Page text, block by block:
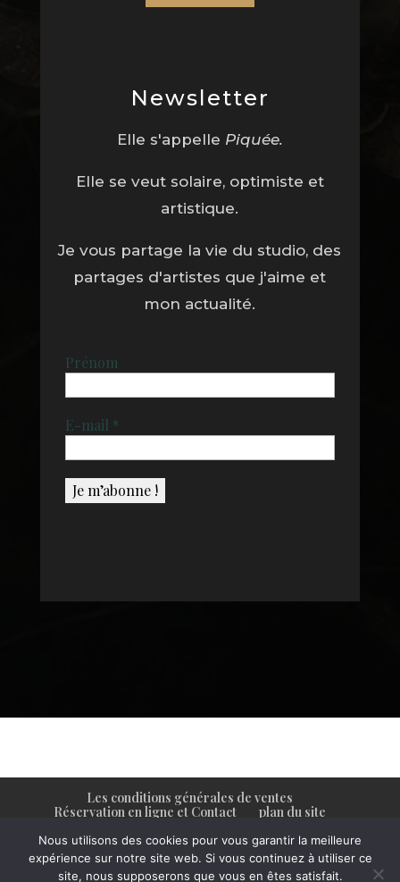
Newsletter
Elle s'appelle Piquée.
Elle se veut solaire, optimiste et
artistique.
Je vous partage la vie du studio, des
partages d'artistes que j'aime et
mon actualité.
Prénom
E-mail *
Les conditions générales de ventes
Réservation en ligne et Contact
plan du site
Nous utilisons des cookies pour vous garantir la meilleure
expérience sur notre site web. Si vous continuez à utiliser ce
site, nous supposerons que vous en êtes satisfait.